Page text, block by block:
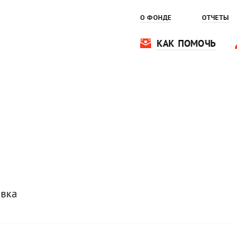
О ФОНДЕ ОТЧЕТЫ
КАК ПОМОЧЬ